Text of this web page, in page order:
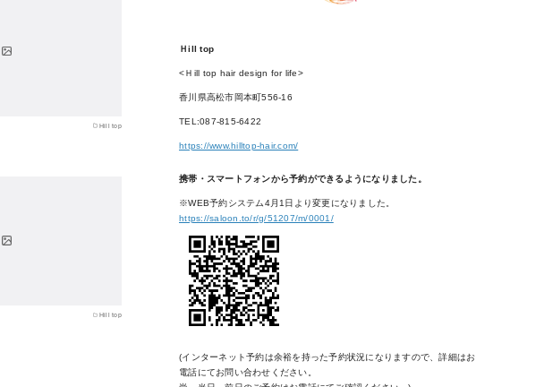
Hill top
Hill top
Ｈill top
<Ｈill top hair design for life>
香川県高松市岡本町556-16
TEL:087-815-6422
https://www.hilltop-hair.com/
携帯・スマートフォンから予約ができるようになりました。
※WEB予約システム4月1日より変更になりました。
https://saloon.to/r/g/51207/m/0001/
(インターネット予約は余裕を持った予約状況になりますので、詳細はお
電話にてお問い合わせください。